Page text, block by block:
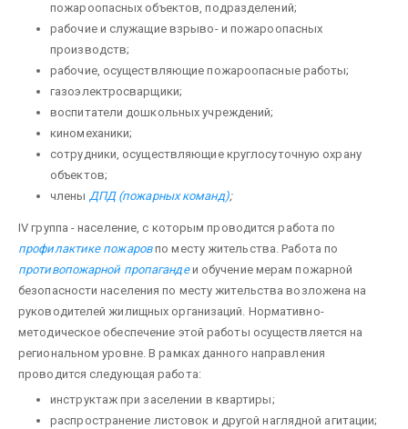
пожароопасных объектов, подразделений;
рабочие и служащие взрыво- и пожароопасных
производств;
рабочие, осуществляющие пожароопасные работы;
газоэлектросварщики;
воспитатели дошкольных учреждений;
киномеханики;
сотрудники, осуществ­ляющие круглосуточную охрану
объектов;
члены ДПД (пожарных команд);
IV группа - население, с кото­рым проводится работа по
профилактике пожаровпо месту жительства. Работа по
противопожарной пропагандеи обучение мерам пожарной
безопасности населения по месту жительства возложена на
руководителей жилищных организаций. Нормативно-
методическое обеспечение этой работы осуществляется на
региональном уровне. В рамках данного направления
проводится следующая работа:
инструктаж при заселении в квартиры;
распространение листовок и другой наглядной агитации;